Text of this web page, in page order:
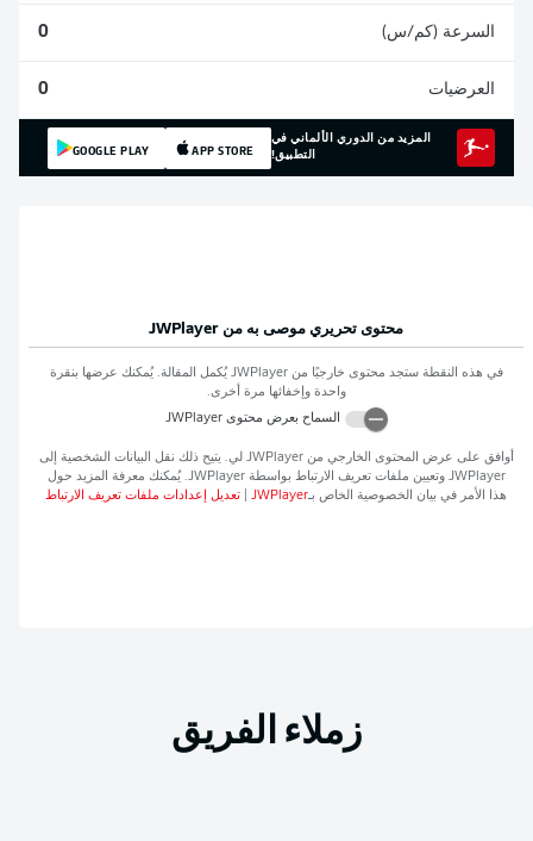
السرعة (كم/س) 0
العرضيات 0
المزيد من الدوري الألماني في
التطبيق!
APP STORE
GOOGLE PLAY
محتوى تحريري موصى به من JWPlayer
في هذه النقطة ستجد محتوى خارجيًا منJWPlayer يُكمل المقالة. يُمكنك عرضها بنقرة
واحدة وإخفائها مرة أخرى.
السماح بعرض محتوىJWPlayer
أوافق على عرض المحتوى الخارجي منJWPlayer لي. يتيح ذلك نقل البيانات الشخصية إلى
JWPlayer وتعيين ملفات تعريف الارتباط بواسطةJWPlayer. يُمكنك معرفة المزيد حول
هذا الأمر في بيان الخصوصية الخاص بـJWPlayer تعديل إعدادات ملفات تعريف الارتباط
زملاء الفريق